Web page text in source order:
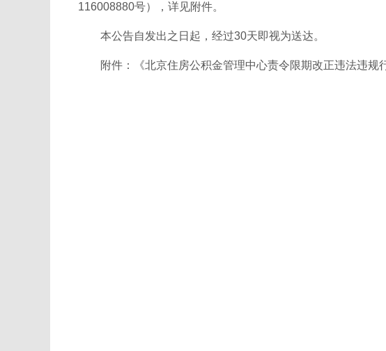
116008880号），详见附件。
本公告自发出之日起，经过30天即视为送达。
附件： 《北京住房公积金管理中心责令限期改正违法违